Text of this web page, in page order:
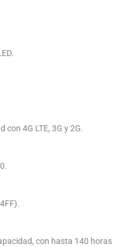
con 4G LTE, 3G y 2G.
con hasta 140 horas